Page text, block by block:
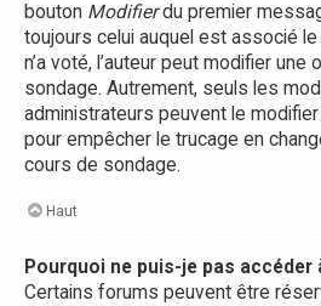
bouton Modifierdu premier
toujours celui auquel est associé
n’a voté, l’auteur peut modifier une
sondage. Autrement, seuls les
administrateurs peuvent le
pour empêcher le trucage en
cours de sondage.
Haut
Pourquoi ne puis-je pas accéder
Certains forums peuvent être